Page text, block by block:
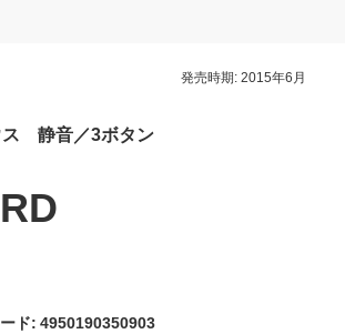
発売時期:2015年6月
ス 静音／3ボタン
ド: 4950190350903